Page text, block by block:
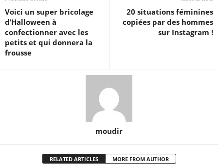
Voici un super bricolage
d’Halloween à
confectionner avec les
petits et qui donnera la
frousse
20 situations féminines
copiées par des hommes
sur Instagram !
moudir
RELATED ARTICLES MORE FROM AUTHOR